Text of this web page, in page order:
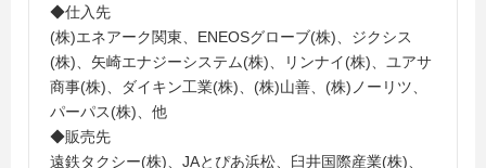
◆仕入先
(株)エネアーク関東、ENEOSグローブ(株)、ジクシス
(株)、矢崎エナジーシステム(株)、リンナイ(株)、ユアサ
商事(株)、ダイキン工業(株)、(株)山善、(株)ノーリツ、
パーパス(株)、他
◆販売先
遠鉄タクシー(株)、JAとぴあ浜松、臼井国際産業(株)、